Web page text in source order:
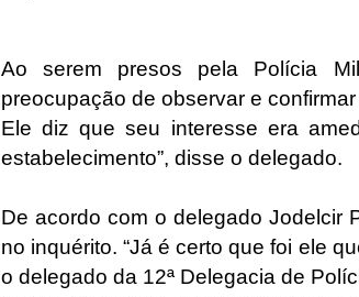
Ao serem presos pela Polícia
preocupação de observar e
Ele diz que seu interesse era
estabelecimento”, disse o delegado.
De acordo com o delegado Jodelcir
no inquérito. “Já é certo que foi ele
o delegado da 12ª Delegacia de